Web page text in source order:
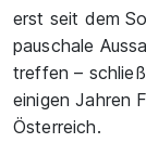
erst seit dem
pauschale
treffen –
einigen Jahren
Österreich.